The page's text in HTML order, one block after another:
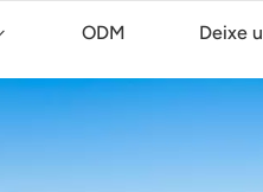
ODM Deixe